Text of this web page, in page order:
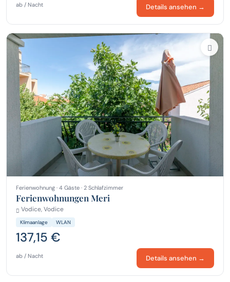
ab / Nacht Details ansehen →
Ferienwohnung · 4 Gäste · 2 Schlafzimmer
Ferienwohnungen Meri
Vodice, Vodice
Klimaanlage WLAN
137,15 €
ab / Nacht Details ansehen →